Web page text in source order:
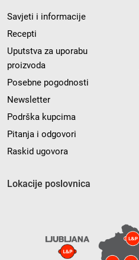
Savjeti i informacije
Recepti
Uputstva za uporabu
proizvoda
Posebne pogodnosti
Newsletter
Podrška kupcima
Pitanja i odgovori
Raskid ugovora
Lokacije poslovnica